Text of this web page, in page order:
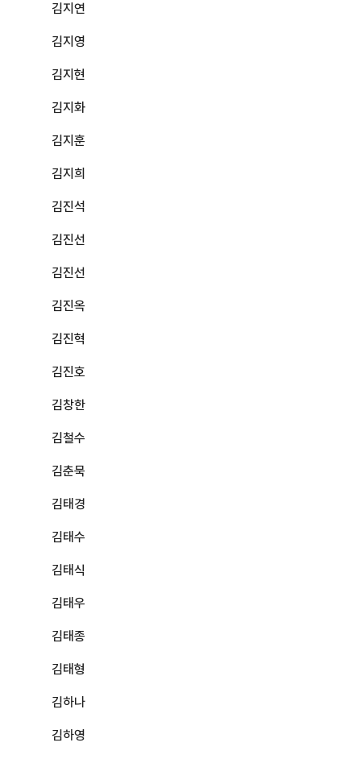
김지연
김지영
김지현
김지화
김지훈
김지희
김진석
김진선
김진선
김진옥
김진혁
김진호
김창한
김철수
김춘묵
김태경
김태수
김태식
김태우
김태종
김태형
김하나
김하영